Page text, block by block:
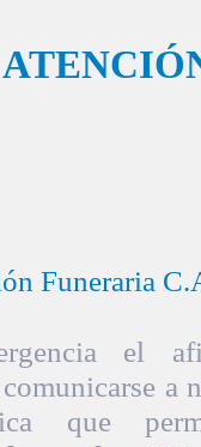
Funeraria
el
a
que